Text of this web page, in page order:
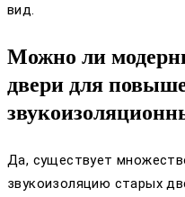
вид.
Можно ли
двери для
Да, существует
звукоизоляцию старых